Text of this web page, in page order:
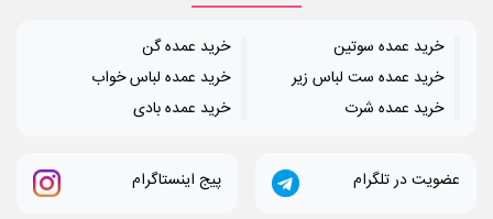
خرید عمده سوتین
خرید عمده ست لباس زیر
خرید عمده شرت
خرید عمده گن
خرید عمده لباس خواب
خرید عمده بادی
عضویت در تلگرام پیج اینستاگرام